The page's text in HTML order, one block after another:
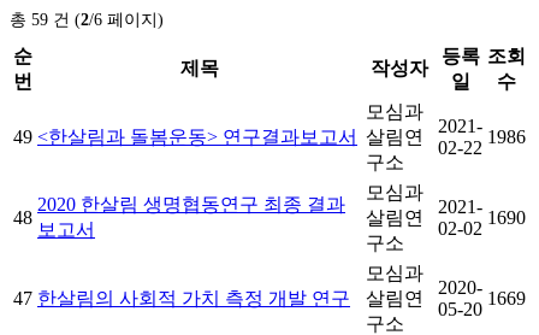
총 59 건 (2/6 페이지)
순
번
제목 작성자
등록
일
조회
수
49 <한살림과 돌봄운동> 연구결과보고서
모심과
살림연
구소
2021-
02-22
1986
48
2020 한살림 생명협동연구 최종 결과
보고서
모심과
살림연
구소
2021-
02-02
1690
47 한살림의 사회적 가치 측정 개발 연구
모심과
살림연
구소
2020-
05-20
1669